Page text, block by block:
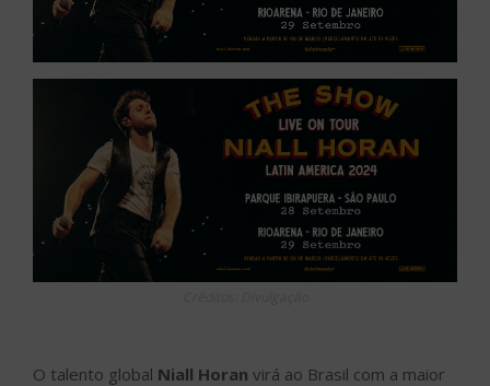
O talento global Niall Horan virá ao Brasil com a maior